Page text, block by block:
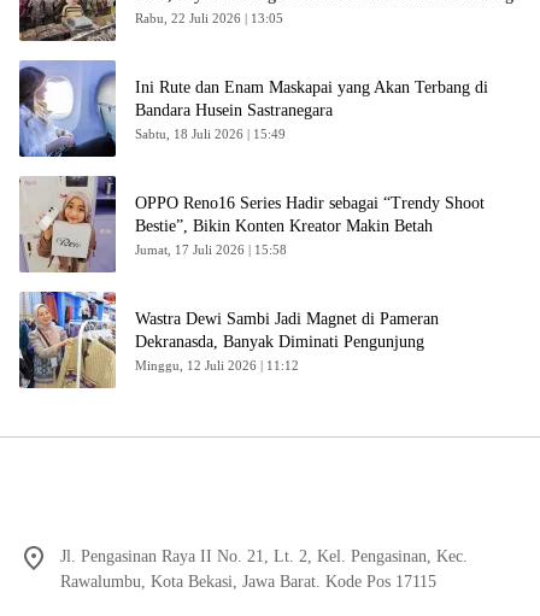
Rabu, 22 Juli 2026 | 13:05
Ini Rute dan Enam Maskapai yang Akan Terbang di
Bandara Husein Sastranegara
Sabtu, 18 Juli 2026 | 15:49
OPPO Reno16 Series Hadir sebagai “Trendy Shoot
Bestie”, Bikin Konten Kreator Makin Betah
Jumat, 17 Juli 2026 | 15:58
Wastra Dewi Sambi Jadi Magnet di Pameran
Dekranasda, Banyak Diminati Pengunjung
Minggu, 12 Juli 2026 | 11:12
Jl. Pengasinan Raya II No. 21, Lt. 2, Kel. Pengasinan, Kec.
Rawalumbu, Kota Bekasi, Jawa Barat. Kode Pos 17115